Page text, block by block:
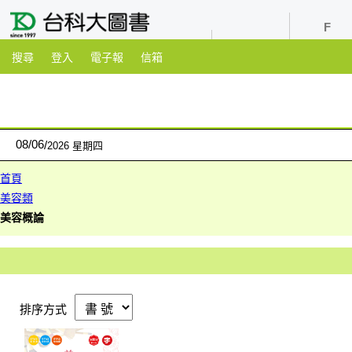
搜尋 登入 電子報 信箱
08/06 2026 星期四
首頁
美容類
美容概論
排序方式